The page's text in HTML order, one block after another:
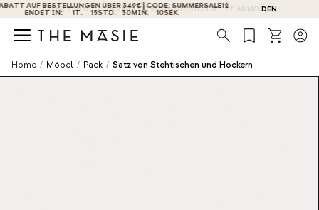
ERHALTEN SIE -10% RABATT, WENN SIE SICH JETZT ANMELDEN
Suche
Home / Möbel / Pack / Satz von Stehtischen und Hockern